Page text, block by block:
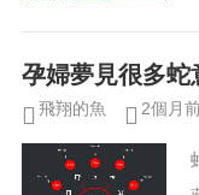
孕婦夢見很多蛇
飛翔的魚 2個月